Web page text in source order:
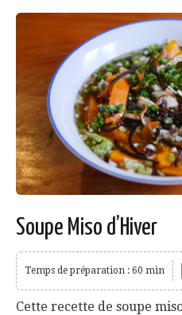
Soupe Miso d’Hiver
Temps de préparation : 60 min
Cette recette de soupe